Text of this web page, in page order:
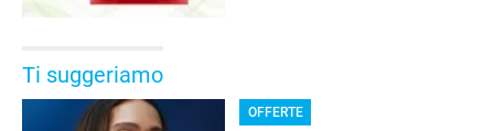
Ti suggeriamo
OFFERTE